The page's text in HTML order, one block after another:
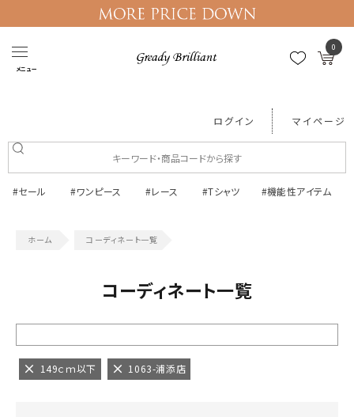
メニュー
0
ログイン マイページ
#セール #ワンピース #レース #Tシャツ #機能性アイテム
コーディネート一覧
コーディネート一覧
149ｃｍ以下 1063-浦添店